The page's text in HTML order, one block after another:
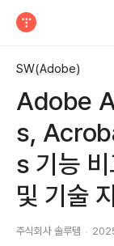
SW(Adobe)
Adobe
s,
s 기능
및 기술
주식회사 솔루템